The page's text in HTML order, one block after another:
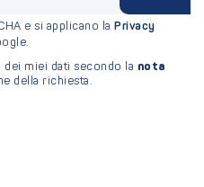
e si applicano la Privacy
miei dati secondo la nota
della richiesta.